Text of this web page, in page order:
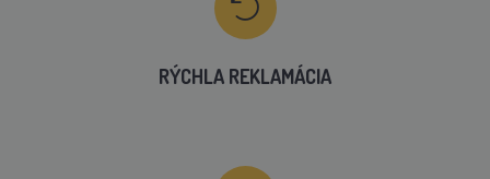
RÝCHLA REKLAMÁCIA